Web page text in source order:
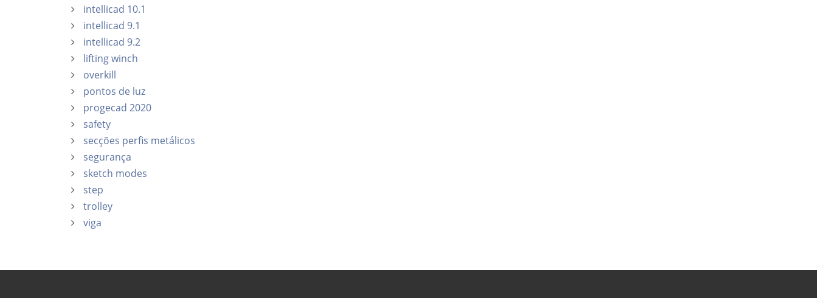
intellicad 10.1
intellicad 9.1
intellicad 9.2
lifting winch
overkill
pontos de luz
progecad 2020
safety
secções perfis metálicos
segurança
sketch modes
step
trolley
viga